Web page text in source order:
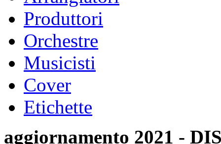
Produttori
Orchestre
Musicisti
Cover
Etichette
aggiornamento 2021 -